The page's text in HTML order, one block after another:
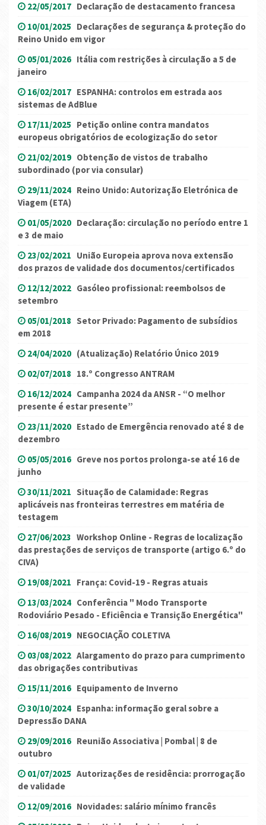
22/05/2017 Declaração de destacamento francesa
10/01/2025 Declarações de segurança & proteção do
Reino Unido em vigor
05/01/2026 Itália com restrições à circulação a 5 de
janeiro
16/02/2017 ESPANHA: controlos em estrada aos
sistemas de AdBlue
17/11/2025 Petição online contra mandatos
europeus obrigatórios de ecologização do setor
21/02/2019 Obtenção de vistos de trabalho
subordinado (por via consular)
29/11/2024 Reino Unido: Autorização Eletrónica de
Viagem (ETA)
01/05/2020 Declaração: circulação no período entre 1
e 3 de maio
23/02/2021 União Europeia aprova nova extensão
dos prazos de validade dos documentos/certificados
12/12/2022 Gasóleo profissional: reembolsos de
setembro
05/01/2018 Setor Privado: Pagamento de subsídios
em 2018
24/04/2020 (Atualização) Relatório Único 2019
02/07/2018 18.º Congresso ANTRAM
16/12/2024 Campanha 2024 da ANSR - “O melhor
presente é estar presente”
23/11/2020 Estado de Emergência renovado até 8 de
dezembro
05/05/2016 Greve nos portos prolonga-se até 16 de
junho
30/11/2021 Situação de Calamidade: Regras
aplicáveis nas fronteiras terrestres em matéria de
testagem
27/06/2023 Workshop Online - Regras de localização
das prestações de serviços de transporte (artigo 6.º do
CIVA)
19/08/2021 França: Covid-19 - Regras atuais
13/03/2024 Conferência " Modo Transporte
Rodoviário Pesado - Eficiência e Transição Energética"
16/08/2019 NEGOCIAÇÃO COLETIVA
03/08/2022 Alargamento do prazo para cumprimento
das obrigações contributivas
15/11/2016 Equipamento de Inverno
30/10/2024 Espanha: informação geral sobre a
Depressão DANA
29/09/2016 Reunião Associativa | Pombal | 8 de
outubro
01/07/2025 Autorizações de residência: prorrogação
de validade
12/09/2016 Novidades: salário mínimo francês